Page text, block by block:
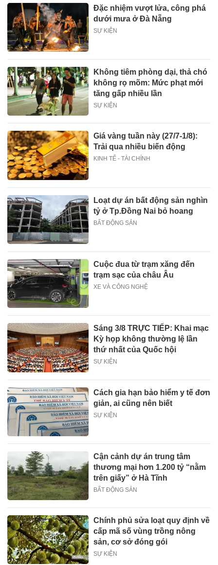
Đặc nhiệm vượt lửa, công phá
dưới mưa ở Đà Nẵng
SỰ KIỆN
Không tiêm phòng dại, thả chó
không rọ mõm: Mức phạt mới
tăng gấp nhiều lần
SỰ KIỆN
Giá vàng tuần này (27/7-1/8):
Trải qua nhiều biến động
KINH TẾ - TÀI CHÍNH
Loạt dự án bất động sản nghìn
tỷ ở Tp.Đồng Nai bỏ hoang
BẤT ĐỘNG SẢN
Cuộc đua từ trạm xăng đến
trạm sạc của châu Âu
XE VÀ CÔNG NGHỆ
Sáng 3/8 TRỰC TIẾP: Khai mạc
Kỳ họp không thường lệ lần
thứ nhất của Quốc hội
SỰ KIỆN
Cách gia hạn bảo hiểm y tế đơn
giản, ai cũng nên biết
SỰ KIỆN
Cận cảnh dự án trung tâm
thương mại hơn 1.200 tỷ “nằm
trên giấy” ở Hà Tĩnh
BẤT ĐỘNG SẢN
Chính phủ sửa loạt quy định về
cấp mã số vùng trồng nông
sản, cơ sở đóng gói
SỰ KIỆN